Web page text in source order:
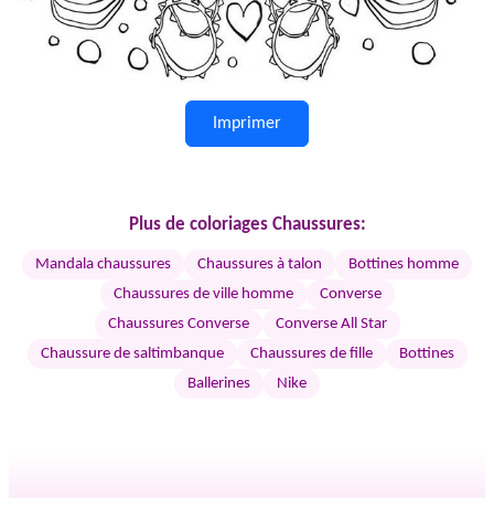
Imprimer
Plus de coloriages Chaussures:
Mandala chaussures Chaussures à talon
Bottines homme
Chaussures de ville homme
Converse
Chaussures Converse
Converse All Star
Chaussure de saltimbanque
Chaussures de fille
Bottines
Ballerines
Nike